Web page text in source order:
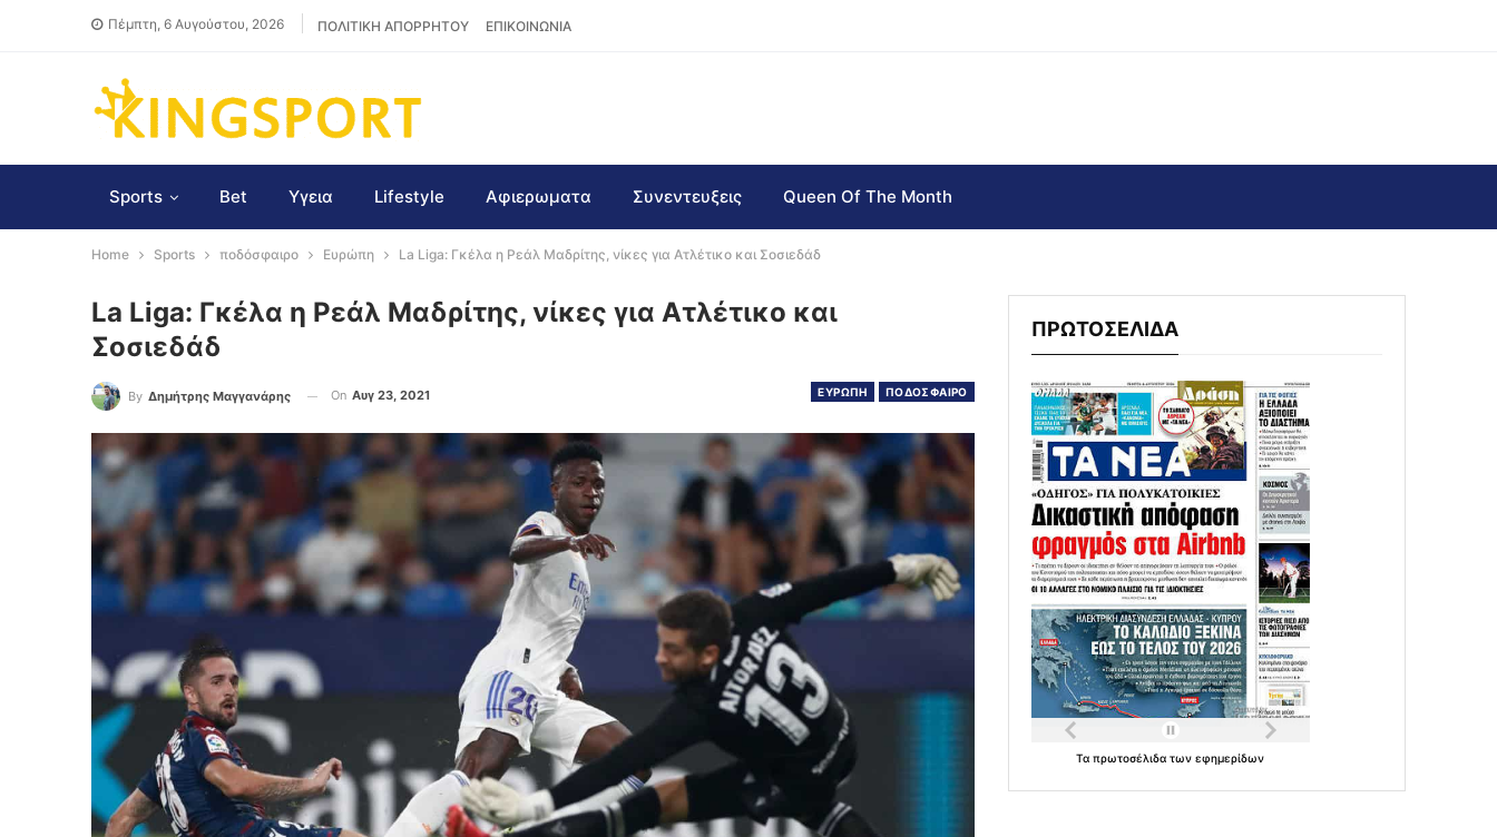
Πέμπτη, 6 Αυγούστου, 2026 ΠΟΛΙΤΙΚΗ ΑΠΟΡΡΗΤΟΥ ΕΠΙΚΟΙΝΩΝΙΑ
Sports Bet Υγεια Lifestyle Αφιερωματα Συνεντευξεις Queen Of The Month
Home Sports ποδόσφαιρο Ευρώπη La Liga: Γκέλα η Ρεάλ Μαδρίτης, νίκες για Ατλέτικο και Σοσιεδάδ
La Liga: Γκέλα η Ρεάλ Μαδρίτης, νίκες για Ατλέτικο και
Σοσιεδάδ
ΕΥΡΩΠΗ ΠΟΔΟΣΦΑΙΡΟ
By Δημήτρης Μαγγανάρης On Αυγ 23, 2021
ΠΡΩΤΟΣΕΛΙΔΑ
Ταπρωτοσέλιδατωνεφημερίδων